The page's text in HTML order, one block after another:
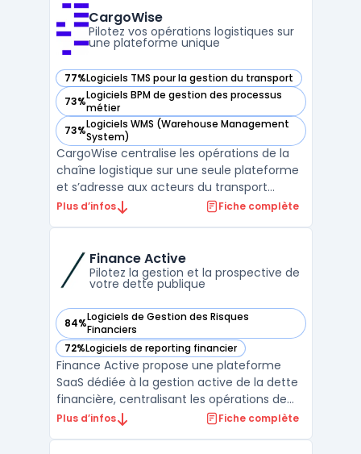
l’accès en temps réel aux informations et
celle du suivi des processus ...
CargoWise
Pilotez vos opérations logistiques sur
une plateforme unique
77%Logiciels TMS pour la gestion du transport
— voir CargoWise dans cette catégorie
73%Logiciels BPM de gestion des processus
métier
— voir CargoWise dans cette catégorie
73%Logiciels WMS (Warehouse Management
System)
— voir CargoWise dans cette catégorie
CargoWise centralise les opérations de la
chaîne logistique sur une seule plateforme
et s’adresse aux acteurs du transport
international. Dans un contexte où la
exigent une coordination, CargoWise relie
les différents do ...
Plus d’infos Fiche complète
Finance Active
Pilotez la gestion et la prospective de
votre dette publique
84%Logiciels de Gestion des Risques
Financiers
— voir Finance Active dans cette catégorie
72%Logiciels de reporting financier
— voir Finance Active dans cette catégorie
Finance Active propose une plateforme
SaaS dédiée à la gestion active de la dette
financière, centralisant les opérations de
suivi, d’analyse et de valorisation pour les
Plus d’infos Fiche complète